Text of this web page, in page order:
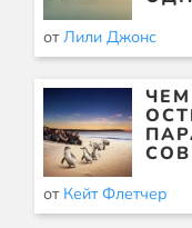
отЛили Джонс
от Кейт Флетчер